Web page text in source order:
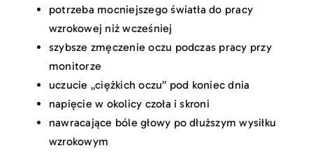
potrzeba mocniejszego światła do pracy
wzrokowej niż wcześniej
szybsze zmęczenie oczu podczas pracy przy
monitorze
uczucie „ciężkich oczu” pod koniec dnia
napięcie w okolicy czoła i skroni
nawracające bóle głowy po dłuższym wysiłku
wzrokowym